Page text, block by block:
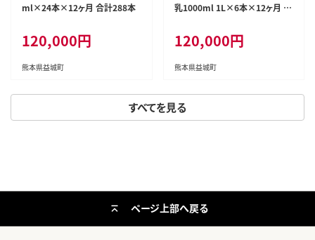
すべてを見る
ml×24本×12ヶ月 合計288本
120,000円
熊本県益城町
乳1000ml 1L×6本×12ヶ月 牛
120,000円
熊本県益城町
ページ上部へ戻る